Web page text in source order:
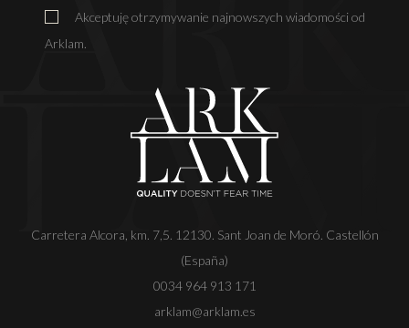
Carretera Alcora, km. 7,5. 12130. Sant Joan de Moró. Castellón
(España)
0034 964 913 171
arklam@arklam.es
Akceptuję otrzymywanie najnowszych wiadomości od
Arklam.